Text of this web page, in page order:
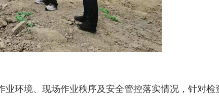
环境、现场作业秩序及安全管控落实情况，针对检